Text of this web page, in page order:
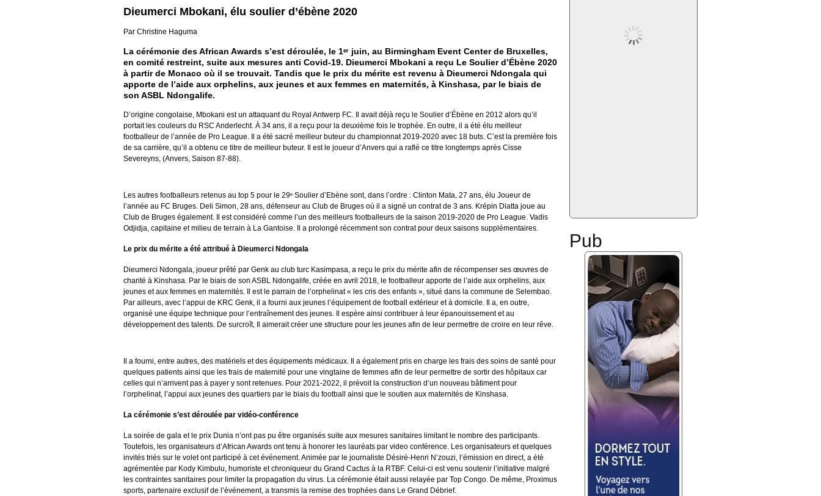
Dieumerci Mbokani, élu soulier d’ébène 2020
Par Christine Haguma
La cérémonie des African Awards s’est déroulée, le 1ᵉʳ juin, au Birmingham Event Center de Bruxelles,
en comité restreint, suite aux mesures anti Covid-19. Dieumerci Mbokani a reçu Le Soulier d’Ébène 2020
à partir de Monaco où il se trouvait. Tandis que le prix du mérite est revenu à Dieumerci Ndongala qui
apporte de l’aide aux orphelins, aux jeunes et aux femmes en maternités, à Kinshasa, par le biais de
son ASBL Ndongalife.
D’origine congolaise, Mbokani est un attaquant du Royal Antwerp FC. Il avait déjà reçu le Soulier d’Ébène en 2012 alors qu’il
portait les couleurs du RSC Anderlecht. À 34 ans, il a reçu pour la deuxième fois le trophée. En outre, il a été élu meilleur
footballeur de l’année de Pro League. Il a été sacré meilleur buteur du championnat 2019-2020 avec 18 buts. C’est la première fois
de sa carrière, qu’il a obtenu ce titre de meilleur buteur. Il est le joueur d’Anvers qui a raflé ce titre longtemps après Cisse
Severeyns, (Anvers, Saison 87-88).
Les autres footballeurs retenus au top 5 pour le 29ᵉ Soulier d’Ebène sont, dans l’ordre : Clinton Mata, 27 ans, élu Joueur de
l’année au FC Bruges. Deli Simon, 28 ans, défenseur au Club de Bruges où il a signé un contrat de 3 ans. Krépin Diatta joue au
Club de Bruges également. Il est considéré comme l’un des meilleurs footballeurs de la saison 2019-2020 de Pro League. Vadis
Odjidja, capitaine et milieu de terrain à La Gantoise. Il a prolongé récemment son contrat pour deux saisons supplémentaires.
Le prix du mérite a été attribué à Dieumerci Ndongala
Dieumerci Ndongala, joueur prêté par Genk au club turc Kasimpasa, a reçu le prix du mérite afin de récompenser ses œuvres de
charité à Kinshasa. Par le biais de son ASBL Ndongalife, créée en avril 2018, le footballeur apporte de l’aide aux orphelins, aux
jeunes et aux femmes en maternités. Il est le parrain de l’orphelinat « les cris des enfants », situé dans la commune de Selembao.
Par ailleurs, avec l’appui de KRC Genk, il a fourni aux jeunes l’équipement de football extérieur et à domicile. Il a, en outre,
organisé une équipe technique pour l’entraînement des jeunes. Il espère ainsi contribuer à leur épanouissement et au
développement des talents. De surcroît, Il aimerait créer une structure pour les jeunes afin de leur permettre de croire en leur rêve.
Il a fourni, entre autres, des matériels et des équipements médicaux. Il a également pris en charge les frais des soins de santé pour
quelques patients ainsi que les frais de maternité pour une vingtaine de femmes afin de leur permettre de sortir des hôpitaux car
celles qui n’arrivent pas à payer y sont retenues. Pour 2021-2022, il prévoit la construction d’un nouveau bâtiment pour
l’orphelinat, l’appui aux jeunes des quartiers par le biais du football ainsi que le soutien aux maternités de Kinshasa.
La cérémonie s’est déroulée par vidéo-conférence
La soirée de gala et le prix Dunia n’ont pas pu être organisés suite aux mesures sanitaires limitant le nombre des participants.
Toutefois, les organisateurs d’African Awards ont tenu à honorer les lauréats par video conférence. Les organisateurs et quelques
invités triés sur le volet ont participé à cet événement. Animée par le journaliste Désiré-Henri N’zouzi, l’émission en direct, a été
agrémentée par Kody Kimbulu, humoriste et chroniqueur du Grand Cactus à la RTBF. Celui-ci est venu soutenir l’initiative malgré
les contraintes sanitaires pour limiter la propagation du virus. La cérémonie était aussi relayée par Top Congo. De même, Proximus
sports, partenaire exclusif de l’événement, a transmis la remise des trophées dans Le Grand Débrief.
Pub